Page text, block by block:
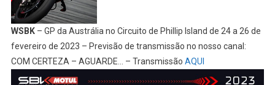
WSBK– GP da Austrália no Circuito de Phillip Island de 24 a 26 de
fevereiro de 2023 – Previsão de transmissão no nosso canal:
COM CERTEZA – AGUARDE… – Transmissão AQUI